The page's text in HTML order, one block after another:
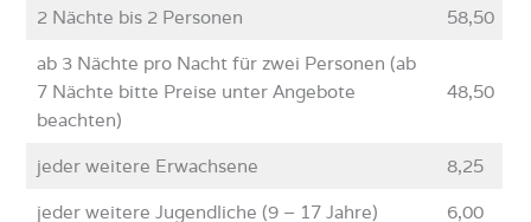
2 Nächte bis 2 Personen 58,50
ab 3 Nächte pro Nacht für zwei Personen (ab
7 Nächte bitte Preise unter Angebote
beachten)
48,50
jeder weitere Erwachsene 8,25
jeder weitere Jugendliche (9 – 17 Jahre) 6,00